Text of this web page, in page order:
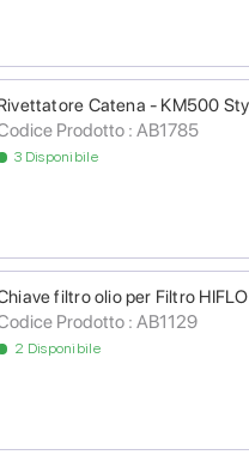
Catena - KM500
Prodotto : AB1785
3 Disponibile
filtro olio per Filtro HIFLO
Prodotto : AB1129
2 Disponibile